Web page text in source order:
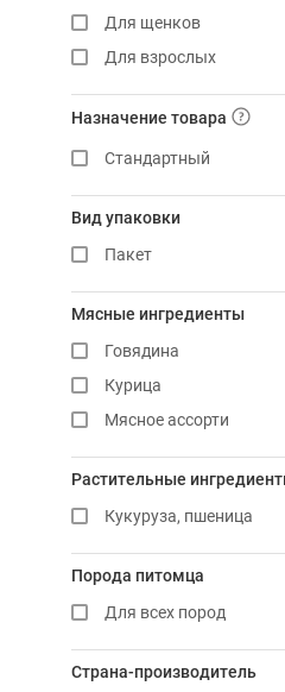
Для щенков
Для взрослых
Назначение товара
Стандартный
Вид упаковки
Пакет
Мясные ингредиенты
Говядина
Курица
Мясное ассорти
Растительные
Кукуруза, пшеница
Порода питомца
Для всех пород
Страна-производитель